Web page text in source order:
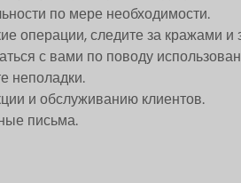
по мере необходимости.
операции, следите за кражами и
с вами по поводу
неполадки.
и обслуживанию клиентов.
письма.